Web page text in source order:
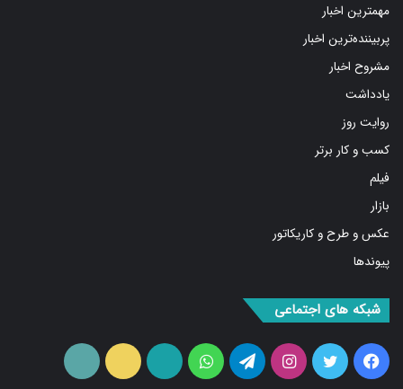
پربیننده‌ترین اخبار
مشروح اخبار
یادداشت
روایت روز
کسب و کار برتر
فیلم
بازار
عکس و طرح و کاریکاتور
پیوندها
فیس
بوک
توییتراینستاگرامتلگرامواتس
آپ
آپارات ایتا